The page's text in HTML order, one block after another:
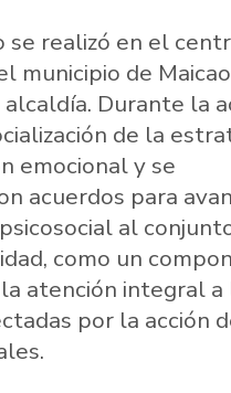
se realizó en el
municipio de
Durante la
de la
emocional y se
acuerdos para
al
como un
atención integral a
por la acción